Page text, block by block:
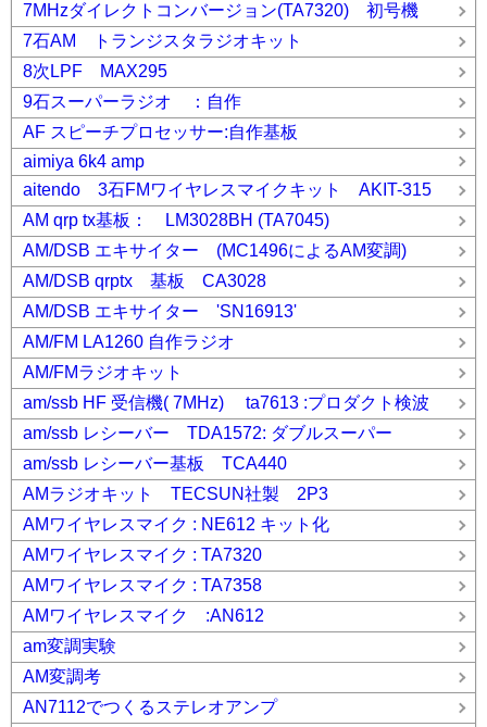
7MHzダイレクトコンバージョン(TA7320) 初号機
7石AM トランジスタラジオキット
8次LPF MAX295
9石スーパーラジオ ：自作
AF スピーチプロセッサー:自作基板
aimiya 6k4 amp
aitendo 3石FMワイヤレスマイクキット AKIT-315
AM qrp tx基板： LM3028BH (TA7045)
AM/DSB エキサイター (MC1496によるAM変調)
AM/DSB qrptx 基板 CA3028
AM/DSB エキサイター 'SN16913'
AM/FM LA1260 自作ラジオ
AM/FMラジオキット
am/ssb HF 受信機( 7MHz) ta7613 :プロダクト検波
am/ssb レシーバー TDA1572: ダブルスーパー
am/ssb レシーバー基板 TCA440
AMラジオキット TECSUN社製 2P3
AMワイヤレスマイク : NE612 キット化
AMワイヤレスマイク : TA7320
AMワイヤレスマイク : TA7358
AMワイヤレスマイク :AN612
am変調実験
AM変調考
AN7112でつくるステレオアンプ